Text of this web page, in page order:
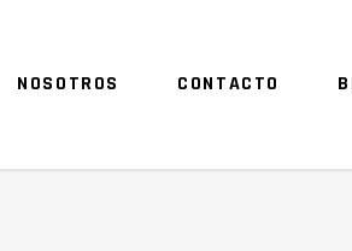
NOSOTROS CONTACTO